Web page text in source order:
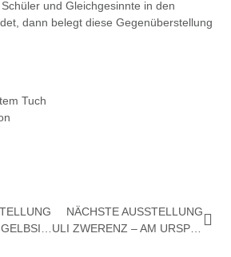
und Gleichgesinnte in den
dann belegt diese Gegenüberstellung
Tuch
NÄCHSTE AUSSTELLUNG